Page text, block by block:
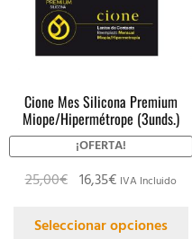
Cione Mes Silicona Premium
Miope/Hipermétrope (3unds.)
¡OFERTA!
25,00€ 16,35€ IVA Incluido
Seleccionar opciones